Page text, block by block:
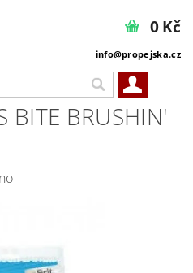
info@propejska.cz
0 Kč
BITE BRUSHIN'